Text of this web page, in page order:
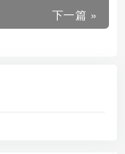
下一篇 »